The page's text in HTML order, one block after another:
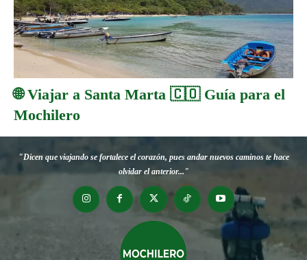
🌐 Viajar a Santa Marta 🇨🇴 Guía para el
Mochilero
"Dicen que viajando se fortalece el corazón, pues andar nuevos caminos te hace
olvidar el anterior..."